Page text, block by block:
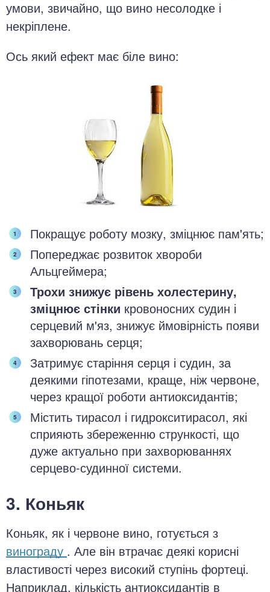
умови, звичайно, що вино несолодке і
некріплене.
Ось який ефект має біле вино:
Покращує роботу мозку, зміцнює пам'ять;
Попереджає розвиток хвороби
Альцгеймера;
Трохи знижує рівень холестерину,
зміцнює стінки кровоносних судин і
серцевий м'яз, знижує ймовірність появи
захворювань серця;
Затримує старіння серця і судин, за
деякими гіпотезами, краще, ніж червоне,
через кращої роботи антиоксидантів;
Містить тирасол і гидрокситирасол, які
сприяють збереженню стрункості, що
дуже актуально при захворюваннях
серцево-судинної системи.
3. Коньяк
Коньяк, як і червоне вино, готується з
винограду . Але він втрачає деякі корисні
властивості через високий ступінь фортеці.
Наприклад, кількість антиоксидантів в